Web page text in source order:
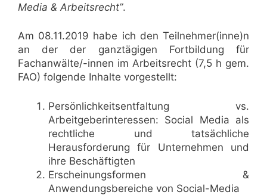
Media & Arbeitsrecht”.
Am 08.11.2019 habe ich den Teilnehmer(inne)n
an der der ganztägigen Fortbildung für
Fachanwälte/-innen im Arbeitsrecht (7,5 h gem.
FAO) folgende Inhalte vorgestellt:
Persönlichkeitsentfaltung vs.
Arbeitgeberinteressen: Social Media als
rechtliche und tatsächliche
Herausforderung für Unternehmen und
ihre Beschäftigten
Erscheinungsformen &
Anwendungsbereiche von Social-Media